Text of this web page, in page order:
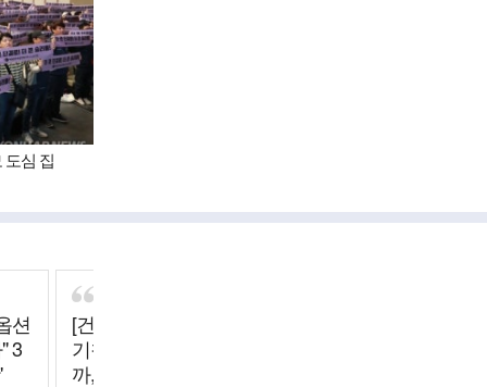
도심 집
션
3
[건강이 최고] '고열에
기침·가래'…감기일
까, 폐렴일까